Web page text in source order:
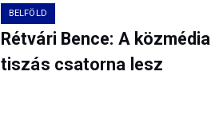
BELFÖLD
Rétvári Bence: A
tiszás csatorna lesz